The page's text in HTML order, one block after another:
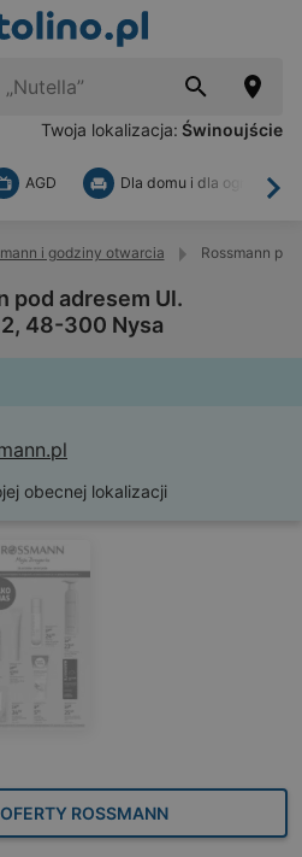
Twoja lokalizacja: Świnoujście
AGD Dla domu i dla ogrodu
i godziny otwarcia Rossmann
pod adresem Ul.
48-300 Nysa
obecnej lokalizacji
ROSSMANN